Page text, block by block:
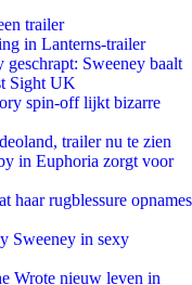
trailer
in Lanterns-trailer
geschrapt: Sweeney baalt
Sight UK
spin-off lijkt bizarre
trailer nu te zien
in Euphoria zorgt voor
haar rugblessure opnames
Sweeney in sexy
Wrote nieuw leven in